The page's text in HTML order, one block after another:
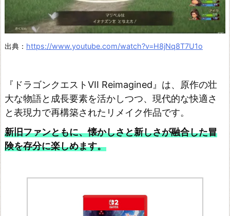
出典： https://www.youtube.com/watch?v=H8jNq8T7U1o
『ドラゴンクエストVII Reimagined』は、原作の壮
大な物語と成長要素を活かしつつ、現代的な快適さ
と表現力で再構築されたリメイク作品です。
新旧ファンともに、懐かしさと新しさが融合した冒
険を存分に楽しめます。